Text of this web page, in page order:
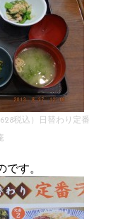
税込）日替わり定番
です。